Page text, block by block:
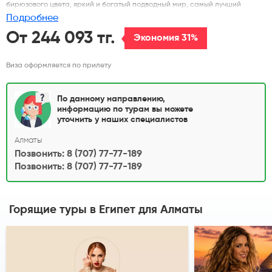
бирюзового цвета, яркий и богатый подводный мир, самый лучший
дайвинг и снорклинг в мире, а также загадочные пирамиды не оставят
вас равнодушными. Отели в Египте работают по системе питания - All
Inclusive. Подарите незабываемый отдых себе и своим детям на берегу
Красного моря.
Подробнее
От 244 093 тг. Экономия 31%
Виза оформляется по прилету
По данному направлению,
информацию по турам вы можете
уточнить у наших специалистов
Алматы
Позвонить: 8 (707) 77-77-189
Позвонить: 8 (707) 77-77-189
Горящие туры в Египет для Алматы